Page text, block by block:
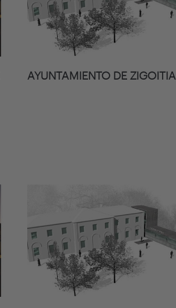
AYUNTAMIENTO DE ZIGOITIA